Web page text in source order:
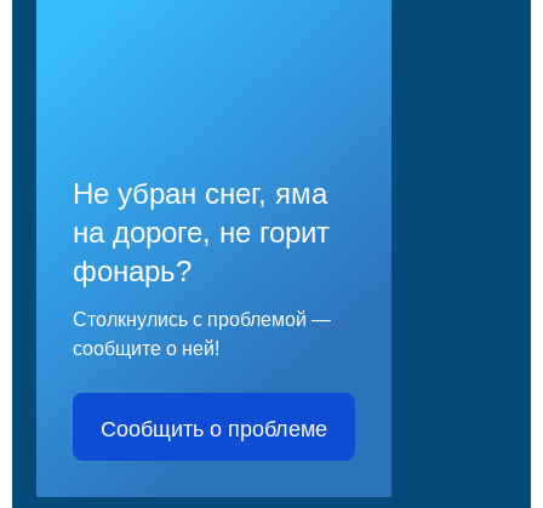
Не убран снег, яма
на дороге, не горит
фонарь?
Столкнулись с проблемой —
сообщите о ней!
Сообщить о проблеме